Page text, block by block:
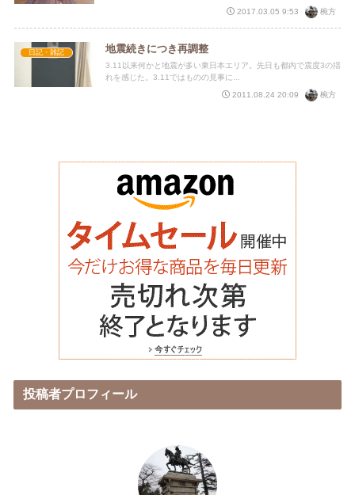
2017.03.05 9:53
椀方
日記・雑記 地震続きにつき再調整
3.11以来何かと地震が多い東日本エリア。先日も都内で震度3の揺
れを感じた。3.11ではものの見事に...
2011.08.24 20:09
椀方
投稿者プロフィール